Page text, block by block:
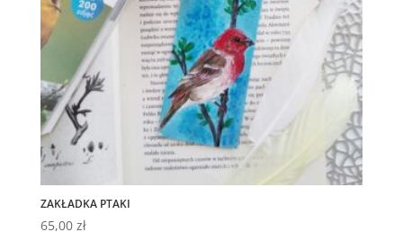
ZAKŁADKA PTAKI
65,00 zł